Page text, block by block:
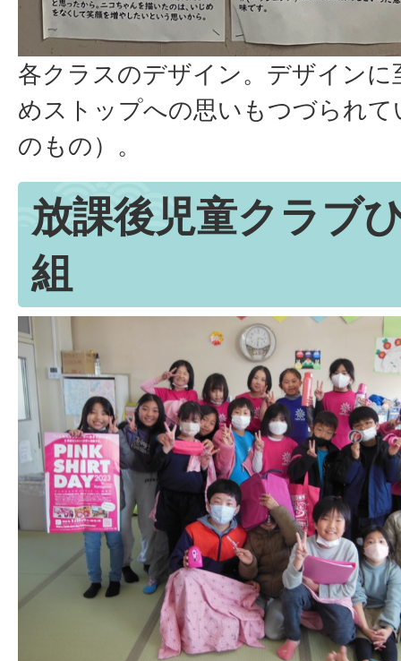
各クラスのデザイン。デザイン
めストップへの思いもつづられ
のもの）。
放課後児童クラブ
組